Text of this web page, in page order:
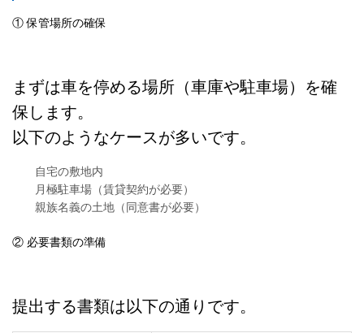
① 保管場所の確保
まずは車を停める場所（車庫や駐車場）を確
保します。
以下のようなケースが多いです。
自宅の敷地内
月極駐車場（賃貸契約が必要）
親族名義の土地（同意書が必要）
② 必要書類の準備
提出する書類は以下の通りです。